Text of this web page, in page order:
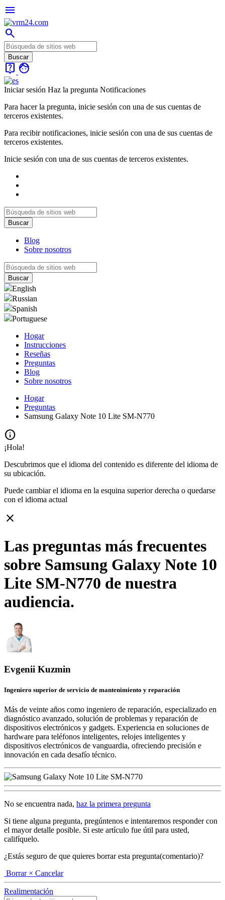
menu
search
live_help face
Iniciar sesión Haz la pregunta Notificaciones
Para hacer la pregunta, inicie sesión con una de sus cuentas de
terceros existentes.
Para recibir notificaciones, inicie sesión con una de sus cuentas de
terceros existentes.
Inicie sesión con una de sus cuentas de terceros existentes.
Blog
Sobre nosotros
English
Russian
Spanish
Portuguese
Hogar
Instrucciones
Reseñas
Preguntas
Blog
Sobre nosotros
Hogar
Preguntas
Samsung Galaxy Note 10 Lite SM-N770
info
¡Hola!
Descubrimos que el idioma del contenido es diferente del idioma de
su ubicación.
Puede cambiar el idioma en la esquina superior derecha o quedarse
con el idioma actual
close
Las preguntas más frecuentes
sobre Samsung Galaxy Note 10
Lite SM-N770 de nuestra
audiencia.
Evgenii Kuzmin
Ingeniero superior de servicio de mantenimiento y reparación
Más de veinte años como ingeniero de reparación, especializado en
diagnóstico avanzado, solución de problemas y reparación de
dispositivos electrónicos y gadgets. Experiencia en soluciones de
hardware para teléfonos inteligentes, relojes inteligentes y
dispositivos electrónicos de vanguardia, ofreciendo precisión e
innovación en cada desafío técnico.
No se encuentra nada, haz la primera pregunta
Si tiene alguna pregunta, pregúntenos e intentaremos responder con
el mayor detalle posible. Si este artículo fue útil para usted,
califíquelo.
¿Estás seguro de que quieres borrar esta pregunta(comentario)?
Borrar × Cancelar
Realimentación